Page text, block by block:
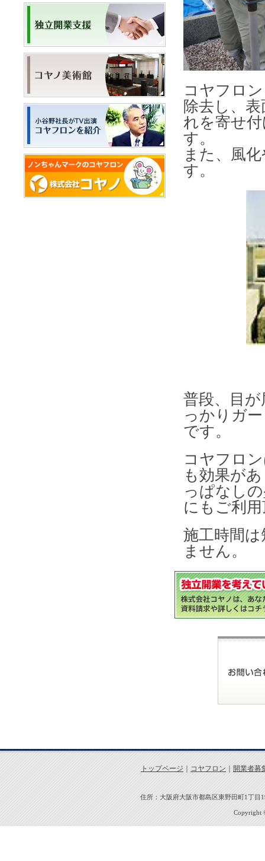
コヤフロ
除去し、
れを寄せ
す。
また、風
す。
普段、目
っかりガ
です。
コヤフロ
も効果が
っぱなし
にもご利
施工時間
ません。
トップページ コヤフロン 開業者募
住所：大阪府大阪市都島区東野田町1丁
Copyright